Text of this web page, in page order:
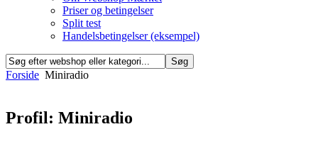
Priser og betingelser
Split test
Handelsbetingelser (eksempel)
Forside Miniradio
Profil: Miniradio